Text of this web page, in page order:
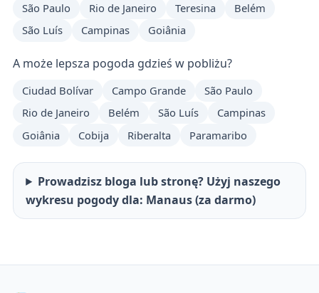
São Paulo
Rio de Janeiro Teresina
Belém
São Luís
Campinas Goiânia
A może lepsza pogoda gdzieś w pobliżu?
Ciudad Bolívar Campo Grande
São Paulo
Rio de Janeiro
Belém São Luís
Campinas
Goiânia
Cobija Riberalta Paramaribo
Prowadzisz bloga lub stronę? Użyj naszego
wykresu pogody dla: Manaus (za darmo)